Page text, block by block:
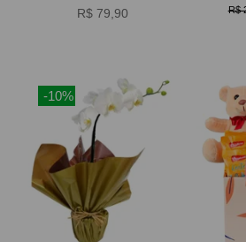
R$ 79,90
R$
-10%